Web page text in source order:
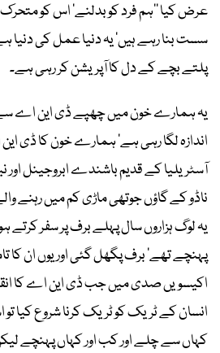
عرض کیا ’’ہم فرد کو بدلنے‘ اس کو
سست بنا رہے ہیں‘ یہ دنیا عمل کی دنیا
پلتے بچے کے دل کا آپریشن کر رہی ہے۔
یہ ہمارے خون میں چھپے ڈی این اے سے
اندازہ لگا رہی ہے‘ ہمارے خون کا ڈی
آسٹریلیا کے قدیم باشندے ابروجینل اور
ناڈو کے گاؤں جوتھی ماڑی کم میں رہنے
یہ لوگ ہزاروں سال پہلے برف پر سفر کرتے
پہنچے تھے‘ برف پگھل گئی اور یوں ان کا
اکیسویں صدی میں جب ڈی این اے کا
انسان کے ٹریک کو ٹریک کرنا شروع کیا تو
کہاں سے چلے اور کب اور کہاں پہنچے